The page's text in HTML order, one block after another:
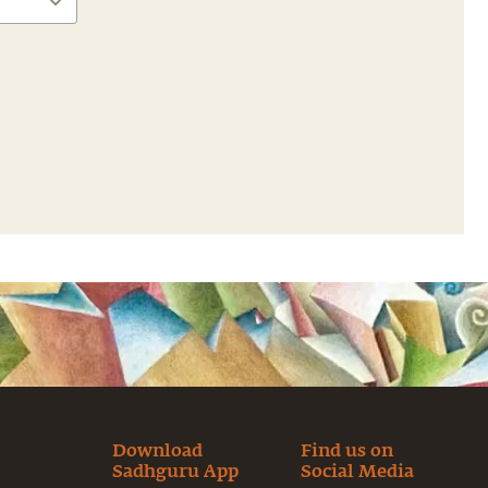
Download
Sadhguru App
Find us on
Social Media